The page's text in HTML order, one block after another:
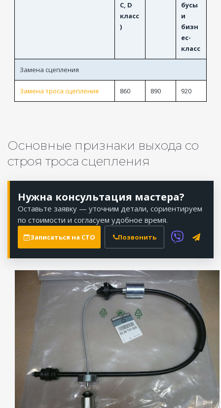
C, D
класс
)
бусы
и
бизн
ес-
класс
Замена сцепления
Замена троса сцепления 860 890 920
Основные признаки выхода со
строя троса сцепления
Нужна консультация мастера?
Оставьте заявку — уточним детали, сориентируем
по стоимости и согласуем удобное время.
Записаться на СТО Позвонить